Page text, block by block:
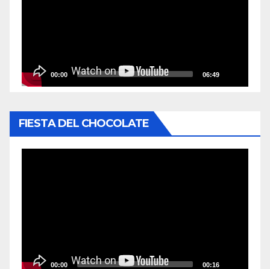
00:00 06:49
FIESTA DEL CHOCOLATE
00:00 00:16